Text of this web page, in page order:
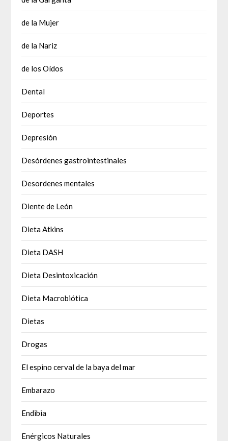
de la Mujer
de la Nariz
de los Oídos
Dental
Deportes
Depresión
Desórdenes gastrointestinales
Desordenes mentales
Diente de León
Dieta Atkins
Dieta DASH
Dieta Desintoxicación
Dieta Macrobiótica
Dietas
Drogas
El espino cerval de la baya del mar
Embarazo
Endibia
Enérgicos Naturales